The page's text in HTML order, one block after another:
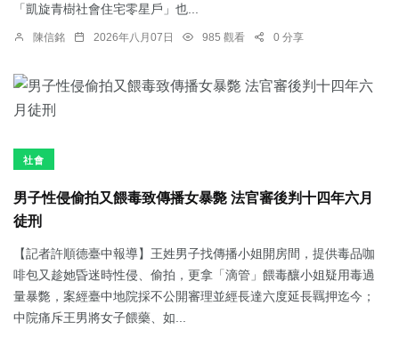
「凱旋青樹社會住宅零星戶」也...
陳信銘 2026年八月07日 985 觀看 0 分享
社會
男子性侵偷拍又餵毒致傳播女暴斃 法官審後判十四年六月
徒刑
【記者許順德臺中報導】王姓男子找傳播小姐開房間，提供毒品咖
啡包又趁她昏迷時性侵、偷拍，更拿「滴管」餵毒釀小姐疑用毒過
量暴斃，案經臺中地院採不公開審理並經長達六度延長羈押迄今；
中院痛斥王男將女子餵藥、如...